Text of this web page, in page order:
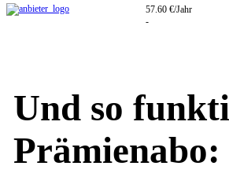
57.60 €/Jahr
-
Und so
Prämienabo: